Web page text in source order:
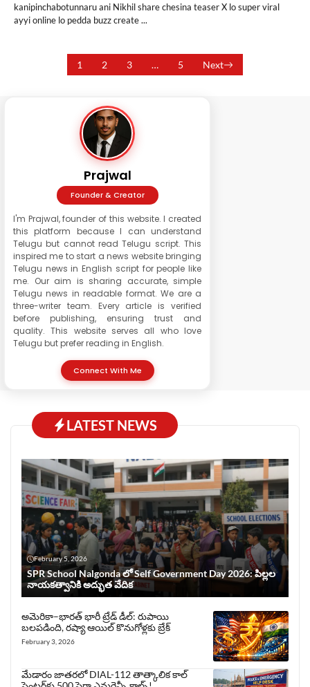
kanipinchabotunnaru ani Nikhil share chesina teaser X lo super viral
ayyi online lo pedda buzz create ...
1 2 3 … 5 Next
Prajwal
Founder & Creator
I'm Prajwal, founder of this website. I created
this platform because I can understand
Telugu but cannot read Telugu script. This
inspired me to start a news website bringing
Telugu news in English script for people like
me. Our aim is sharing accurate, simple
Telugu news in readable format. We are a
three-writer team. Every article is verified
before publishing, ensuring trust and
quality. This website serves all who love
Telugu but prefer reading in English.
Connect With Me
LATEST NEWS
February 5, 2026
SPR School Nalgonda లో Self Government Day 2026: పిల్లల
నాయకత్వానికి అద్భుత వేదిక
అమెరికా–భారత్ భారీ ట్రేడ్ డీల్: రుపాయి
బలపడింది, రష్యా ఆయిల్ కొనుగోళ్లకు బ్రేక్
February 3, 2026
మేడారం జాతరలో DIAL-112 తాత్కాలిక కాల్